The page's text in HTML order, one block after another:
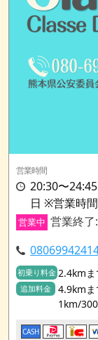
営業時間
20:30〜
日 ※営業時
営業中 営業終
初乗り料金 2.4km
追加料金
4.9km
1km/
CASH